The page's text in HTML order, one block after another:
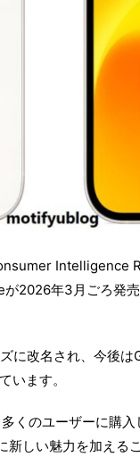
Intelligence
2026年3月ごろ発
に改名され、今後
います。
くのユーザーに購
しい魅力を加えるこ